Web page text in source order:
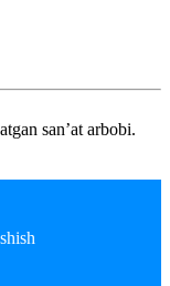
san’at arbobi.